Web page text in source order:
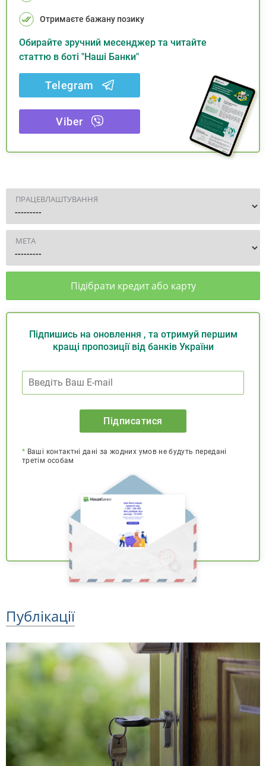
Отримаєте бажану позику
Обирайте зручний месенджер та читайте
статтю в боті "Наші Банки"
Telegram
Viber
ПРАЦЕВЛАШТУВАННЯ
МЕТА
Підібрати кредит або карту
Підпишись на оновлення , та отримуй першим
кращі пропозиції від банків України
Підписатися
* Ваші контактні дані за жодних умов не будуть передані
третім особам
Публікації